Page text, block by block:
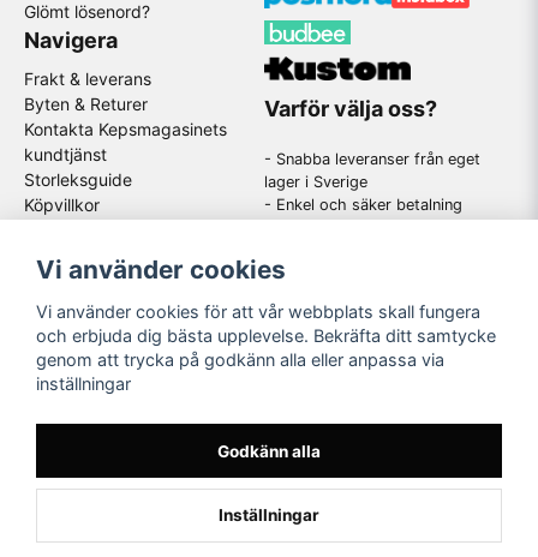
Glömt lösenord?
Navigera
Frakt & leverans
Byten & Returer
Kontakta Kepsmagasinets
kundtjänst
Storleksguide
Köpvillkor
Om oss
Varför välja oss?
- Snabba leveranser från eget
lager i Sverige
- Enkel och säker betalning
-En schysst kundtjänst som
Följ oss
Vi använder cookies
Vi använder cookies för att vår webbplats skall fungera
och erbjuda dig bästa upplevelse. Bekräfta ditt samtycke
genom att trycka på godkänn alla eller anpassa via
inställningar
Godkänn alla
Inställningar